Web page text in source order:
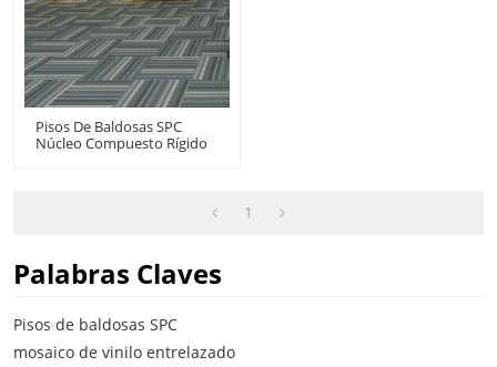
Pisos De Baldosas SPC
Núcleo Compuesto Rígido
1
Palabras Claves
Pisos de baldosas SPC
mosaico de vinilo entrelazado